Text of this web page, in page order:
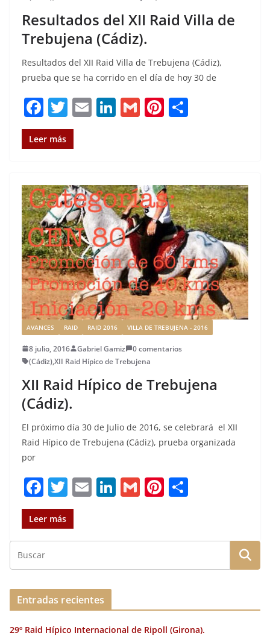
Resultados del XII Raid Villa de
Trebujena (Cádiz).
Resultados del XII Raid Villa de Trebujena (Cádiz),
prueba que se ha corrido en el día de hoy 30 de
F
a
c
b
o
o
k
T
w
it
r
E
m
Li
n
dI
n
G
m
Pi
n
st a
rt
ir
Leer más
AVANCES RAID RAID 2016 VILLA DE TREBUJENA - 2016
8 julio, 2016 Gabriel Gamiz
0 comentarios
(Cádiz),XII Raid Hípico de Trebujena
XII Raid Hípico de Trebujena
(Cádiz).
El próximo día 30 de Julio de 2016, se celebrará el XII
Raid Hípico de Trebujena (Cádiz), prueba organizada
por
F
a
c
e
b
o
o
k
T
w
it
te
r
E
l
Li
e
dI
G
l
Pi
re
st
p
a
Leer más
Entradas recientes
29º Raid Hípico Internacional de Ripoll (Girona).